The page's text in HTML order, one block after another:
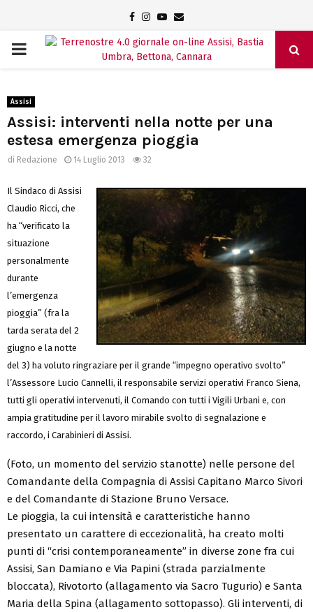
Facebook
Instagram
Youtube
Email
PRIMARY
Assisi
Assisi: interventi nella notte per una
estesa emergenza pioggia
di Redazione 14 Luglio 2013 32
Il Sindaco di Assisi
Claudio Ricci, che
ha “verificato la
situazione
personalmente
durante
l’emergenza
pioggia” (fra la
tarda serata del 2
giugno e la notte
del 3) ha voluto ringraziare per il grande “impegno operativo svolto”
l’Assessore Lucio Cannelli, il responsabile servizi operativi Franco Siena,
tutti gli operativi intervenuti, il Comando con tutti i Vigili Urbani e, con
ampia gratitudine per il lavoro mirabile svolto di segnalazione e
raccordo, i Carabinieri di Assisi.
(Foto, un momento del servizio stanotte) nelle persone del
Comandante della Compagnia di Assisi Capitano Marco Sivori
e del Comandante di Stazione Bruno Versace.
Le pioggia, la cui intensità e caratteristiche hanno
presentato un carattere di eccezionalità, ha creato molti
punti di “crisi contemporaneamente” in diverse zone fra cui
Assisi, San Damiano e Via Papini (strada parzialmente
bloccata), Rivotorto (allagamento via Sacro Tugurio) e Santa
Maria della Spina (allagamento sottopasso). Gli interventi, di